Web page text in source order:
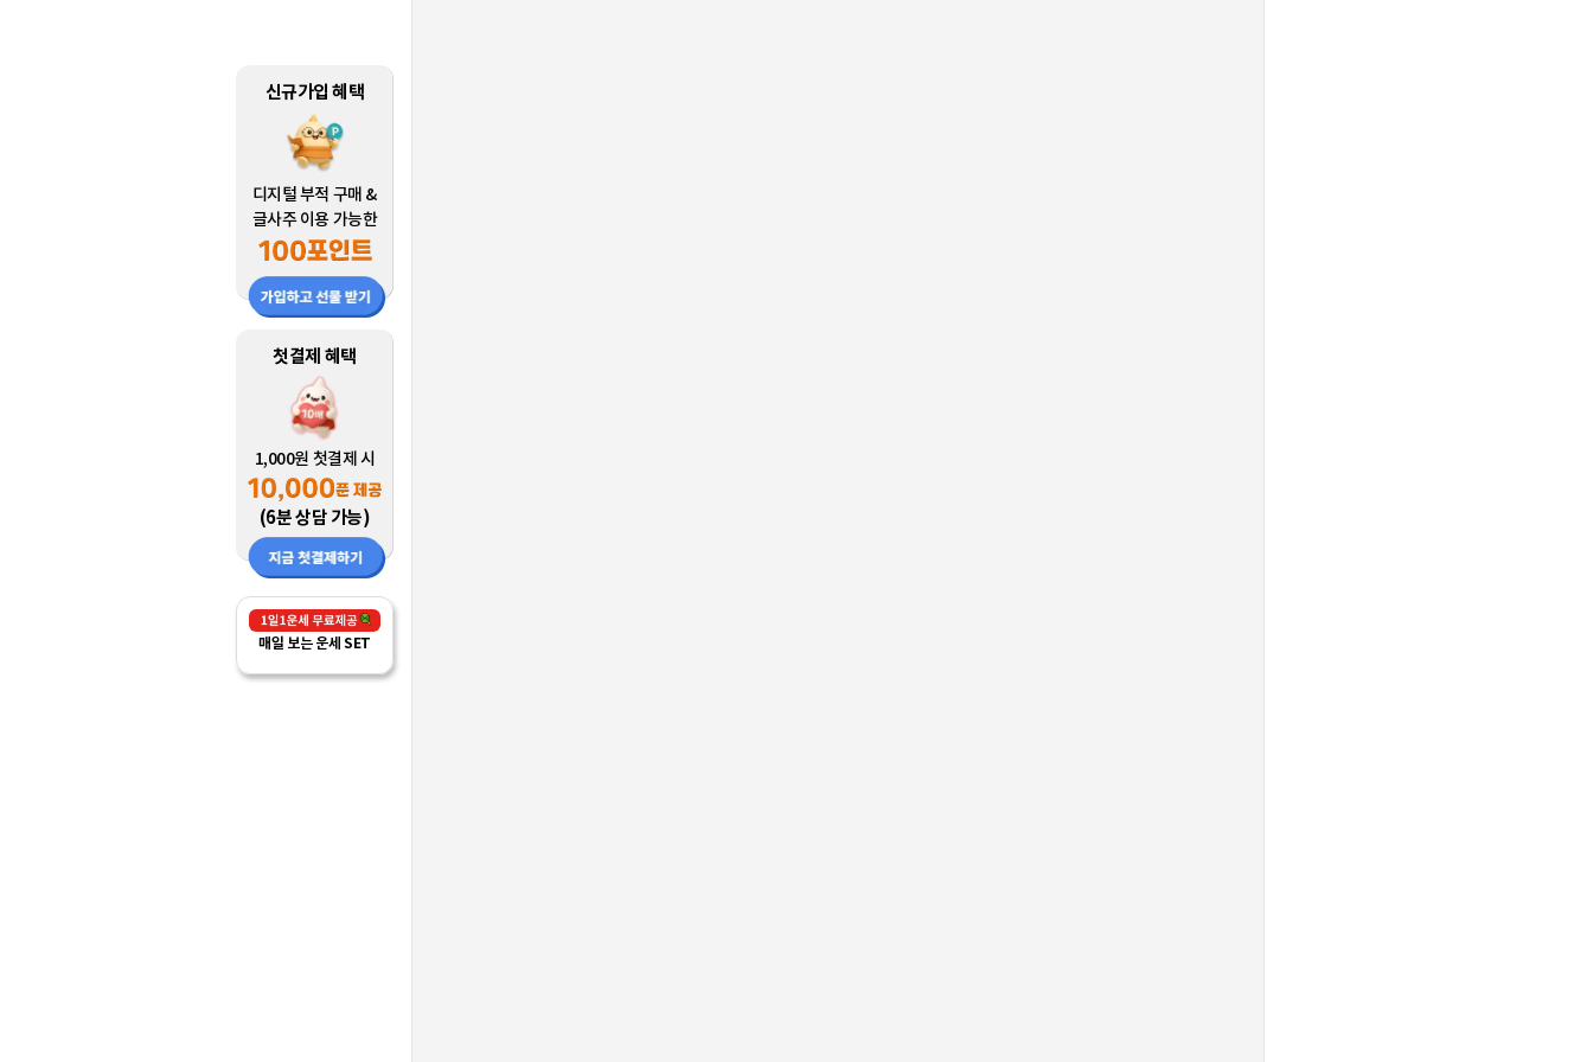
신규가입 혜택
디지털 부적 구매 &
글사주 이용 가능한
첫결제 혜택
1,000원 첫결제 시
(6분 상담 가능)
매일 보는 운세 SET